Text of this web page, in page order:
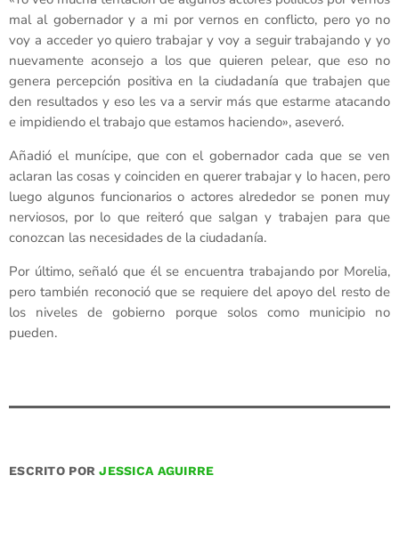
mal al gobernador y a mi por vernos en conflicto, pero yo no
voy a acceder yo quiero trabajar y voy a seguir trabajando y yo
nuevamente aconsejo a los que quieren pelear, que eso no
genera percepción positiva en la ciudadanía que trabajen que
den resultados y eso les va a servir más que estarme atacando
e impidiendo el trabajo que estamos haciendo», aseveró.
Añadió el munícipe, que con el gobernador cada que se ven
aclaran las cosas y coinciden en querer trabajar y lo hacen, pero
luego algunos funcionarios o actores alrededor se ponen muy
nerviosos, por lo que reiteró que salgan y trabajen para que
conozcan las necesidades de la ciudadanía.
Por último, señaló que él se encuentra trabajando por Morelia,
pero también reconoció que se requiere del apoyo del resto de
los niveles de gobierno porque solos como municipio no
pueden.
ESCRITO PORJESSICA AGUIRRE